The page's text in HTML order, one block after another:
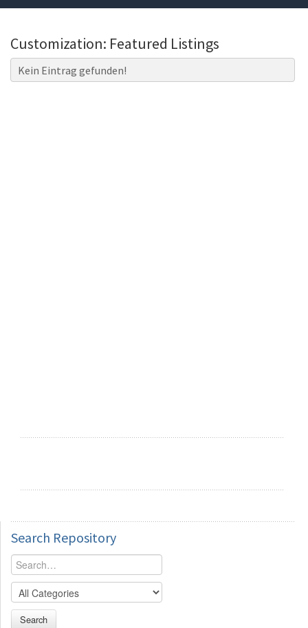
Customization: Featured Listings
Kein Eintrag gefunden!
Search Repository
Search